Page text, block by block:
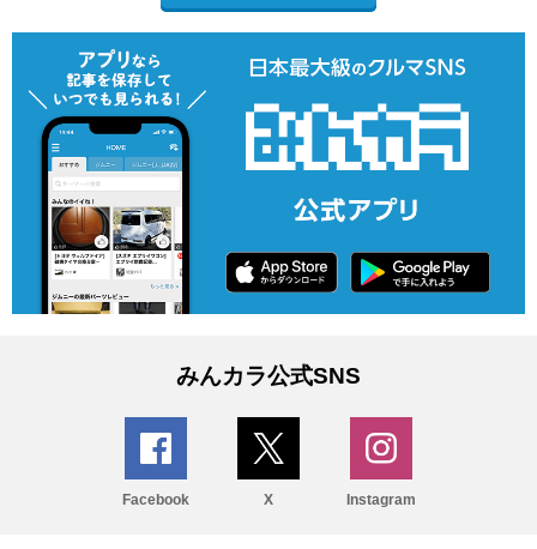
みんカラ公式SNS
Facebook X Instagram